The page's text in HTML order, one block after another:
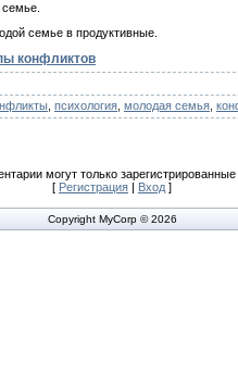
семье в продуктивные.
конфликтов
психология молодая семья
могут только зарегистрированные
[ Регистрация | Вход ]
Copyright MyCorp © 2026